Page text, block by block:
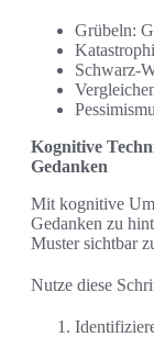
Grübeln:
Schwarz-
Kognitive
Gedanken
Mit kognitive
Gedanken zu
Muster sichtbar
Nutze diese